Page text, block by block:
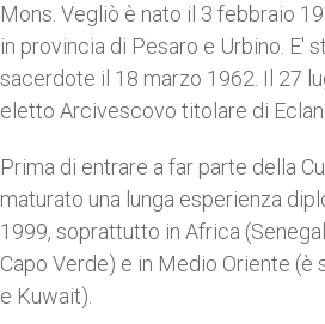
Mons. Vegliò è nato il 3 febbraio
in provincia di Pesaro e Urbino. E'
sacerdote il 18 marzo 1962. Il 27
eletto Arcivescovo titolare di
Prima di entrare a far parte della
maturato una lunga esperienza
1999, soprattutto in Africa
Capo Verde) e in Medio Oriente (è
e Kuwait).